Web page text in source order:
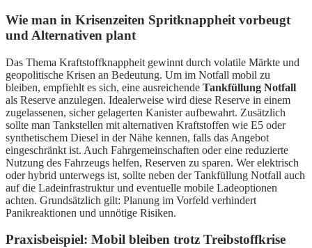
Wie man in Krisenzeiten Spritknappheit vorbeugt
und Alternativen plant
Das Thema Kraftstoffknappheit gewinnt durch volatile Märkte und
geopolitische Krisen an Bedeutung. Um im Notfall mobil zu
bleiben, empfiehlt es sich, eine ausreichende Tankfüllung Notfall
als Reserve anzulegen. Idealerweise wird diese Reserve in einem
zugelassenen, sicher gelagerten Kanister aufbewahrt. Zusätzlich
sollte man Tankstellen mit alternativen Kraftstoffen wie E5 oder
synthetischem Diesel in der Nähe kennen, falls das Angebot
eingeschränkt ist. Auch Fahrgemeinschaften oder eine reduzierte
Nutzung des Fahrzeugs helfen, Reserven zu sparen. Wer elektrisch
oder hybrid unterwegs ist, sollte neben der Tankfüllung Notfall auch
auf die Ladeinfrastruktur und eventuelle mobile Ladeoptionen
achten. Grundsätzlich gilt: Planung im Vorfeld verhindert
Panikreaktionen und unnötige Risiken.
Praxisbeispiel: Mobil bleiben trotz Treibstoffkrise